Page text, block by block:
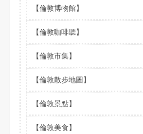
【倫敦博物館】
【倫敦咖啡聽】
【倫敦市集】
【倫敦散步地圖】
【倫敦景點】
【倫敦美食】